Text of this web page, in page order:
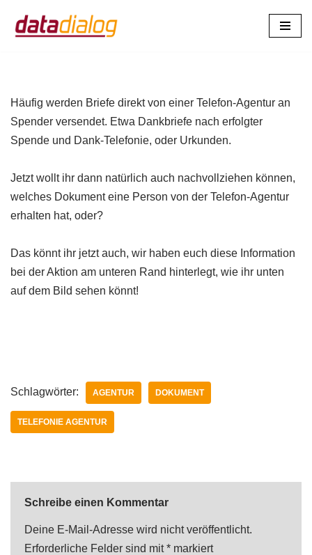
Zum
Häufig werden Briefe direkt von einer Telefon-Agentur an
Spender versendet. Etwa Dankbriefe nach erfolgter
Spende und Dank-Telefonie, oder Urkunden.
Jetzt wollt ihr dann natürlich auch nachvollziehen können,
welches Dokument eine Person von der Telefon-Agentur
erhalten hat, oder?
Das könnt ihr jetzt auch, wir haben euch diese Information
bei der Aktion am unteren Rand hinterlegt, wie ihr unten
auf dem Bild sehen könnt!
Schlagwörter: AGENTUR DOKUMENT
TELEFONIE AGENTUR
Schreibe einen Kommentar
Deine E-Mail-Adresse wird nicht veröffentlicht.
Erforderliche Felder sind mit* markiert